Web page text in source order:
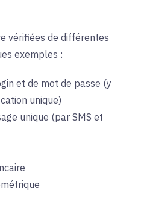
vérifiées de différentes
exemples :
et de mot de passe (y
unique)
unique (par SMS et